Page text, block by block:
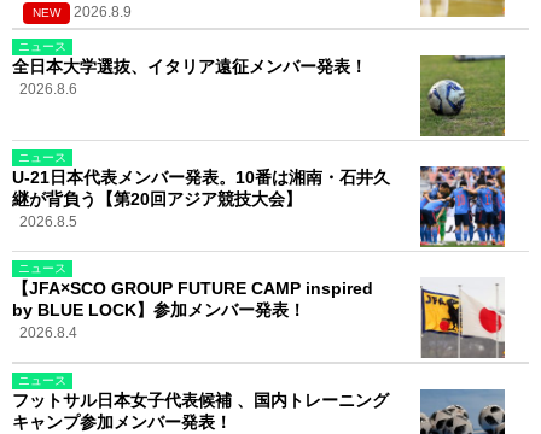
NEW 2026.8.9
ニュース
全日本大学選抜、イタリア遠征メンバー発表！
2026.8.6
ニュース
U-21日本代表メンバー発表。10番は湘南・石井久
継が背負う【第20回アジア競技大会】
2026.8.5
ニュース
【JFA×SCO GROUP FUTURE CAMP inspired
by BLUE LOCK】参加メンバー発表！
2026.8.4
ニュース
フットサル日本女子代表候補 、国内トレーニング
キャンプ参加メンバー発表！